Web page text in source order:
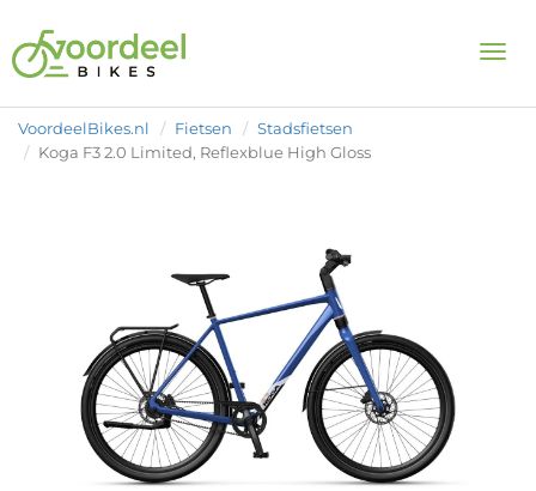
VoordeelBikes.nl Fietsen
Stadsfietsen
Koga F3 2.0 Limited, Reflexblue High Gloss